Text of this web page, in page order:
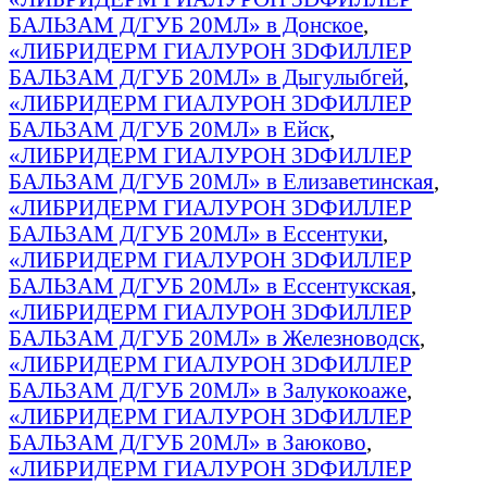
БАЛЬЗАМ Д/ГУБ 20МЛ» в Донское,
«ЛИБРИДЕРМ ГИАЛУРОН 3DФИЛЛЕР
БАЛЬЗАМ Д/ГУБ 20МЛ» в Дыгулыбгей,
«ЛИБРИДЕРМ ГИАЛУРОН 3DФИЛЛЕР
БАЛЬЗАМ Д/ГУБ 20МЛ» в Ейск,
«ЛИБРИДЕРМ ГИАЛУРОН 3DФИЛЛЕР
БАЛЬЗАМ Д/ГУБ 20МЛ» в Елизаветинская,
«ЛИБРИДЕРМ ГИАЛУРОН 3DФИЛЛЕР
БАЛЬЗАМ Д/ГУБ 20МЛ» в Ессентуки,
«ЛИБРИДЕРМ ГИАЛУРОН 3DФИЛЛЕР
БАЛЬЗАМ Д/ГУБ 20МЛ» в Ессентукская,
«ЛИБРИДЕРМ ГИАЛУРОН 3DФИЛЛЕР
БАЛЬЗАМ Д/ГУБ 20МЛ» в Железноводск,
«ЛИБРИДЕРМ ГИАЛУРОН 3DФИЛЛЕР
БАЛЬЗАМ Д/ГУБ 20МЛ» в Залукокоаже,
«ЛИБРИДЕРМ ГИАЛУРОН 3DФИЛЛЕР
БАЛЬЗАМ Д/ГУБ 20МЛ» в Заюково,
«ЛИБРИДЕРМ ГИАЛУРОН 3DФИЛЛЕР